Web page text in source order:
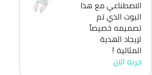
الاصطناعي مع هذا
البوت الذي تم
تصميمه خصيصاً
لإيجاد الهدية
المثالية !
جربه الان